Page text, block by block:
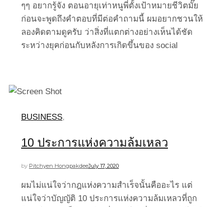
ๆๆ อยากรู้จัง ตอนอายุเท่าหนูพี่ตั้งเป้าหมายชีวิตมั๊ย
ก่อนจะพูดถึงคำตอบที่มีต่อคำถามนี้ ผมอยากชวนให้
ลองคิดตามดูครับ ว่าสิ่งที่แตกต่างอย่างเห็นได้ชัด
ระหว่างยุคก่อนกับหลังการเกิดขึ้นของ social
BUSINESS,
10 ประการแห่งความล้มเหลว
by Pitchyen HongpakdeeJuly 17, 2020
ผมไม่แน่ใจว่ากฎแห่งความสำเร็จนั้นคืออะไร แต่
แน่ใจว่าบัญญัติ 10 ประการแห่งความล้มเหลวที่ถูก